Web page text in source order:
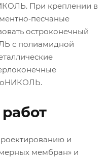
При креплении в
остроконечный
с полиамидной
и
мембран» и